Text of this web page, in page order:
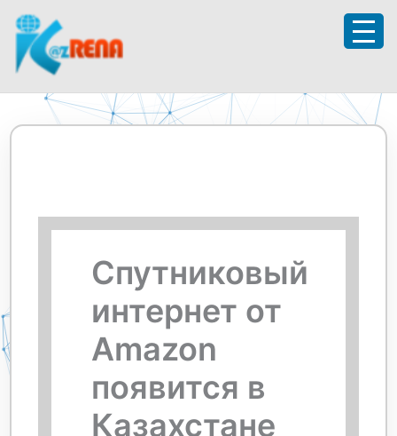
Перейти
содержимому
Спутниковый
интернет от
Amazon
появится в
Казахстане